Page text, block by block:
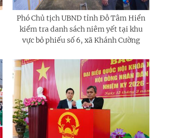
Phó Chủ tịch UBND tỉnh Đỗ Tâm Hiển
kiểm tra danh sách niêm yết tại khu
vực bỏ phiếu số 6, xã Khánh Cường